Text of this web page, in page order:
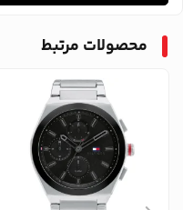
محصولات مرتبط